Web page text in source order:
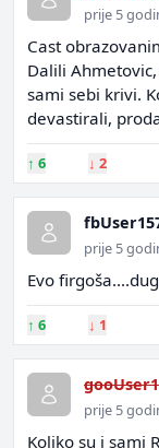
prije 5
Cast
Dalili
sami sebi krivi.
devastirali,
↑ 6 ↓ 2
prije 5
Evo
↑ 6 ↓ 1
prije 5
Koliko su i sami